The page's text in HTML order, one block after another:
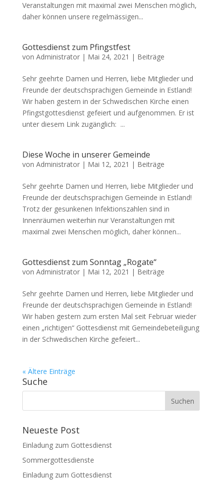
Veranstaltungen mit maximal zwei Menschen möglich,
daher können unsere regelmässigen...
Gottesdienst zum Pfingstfest
von Administrator| Mai 24, 2021 | Beiträge
Sehr geehrte Damen und Herren, liebe Mitglieder und
Freunde der deutschsprachigen Gemeinde in Estland!
Wir haben gestern in der Schwedischen Kirche einen
Pfingstgottesdienst gefeiert und aufgenommen. Er ist
unter diesem Link zugänglich: ...
Diese Woche in unserer Gemeinde
von Administrator| Mai 12, 2021 | Beiträge
Sehr geehrte Damen und Herren, liebe Mitglieder und
Freunde der deutschsprachigen Gemeinde in Estland!
Trotz der gesunkenen Infektionszahlen sind in
Innenräumen weiterhin nur Veranstaltungen mit
maximal zwei Menschen möglich, daher können...
Gottesdienst zum Sonntag „Rogate“
von Administrator| Mai 12, 2021 | Beiträge
Sehr geehrte Damen und Herren, liebe Mitglieder und
Freunde der deutschsprachigen Gemeinde in Estland!
Wir haben gestern zum ersten Mal seit Februar wieder
einen „richtigen“ Gottesdienst mit Gemeindebeteiligung
in der Schwedischen Kirche gefeiert...
« Ältere Einträge
Suche
Neueste Post
Einladung zum Gottesdienst
Sommergottesdienste
Einladung zum Gottesdienst